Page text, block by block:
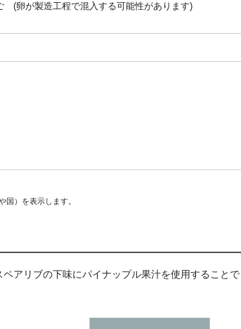
(卵が製造工程で混入する可能性があります)
国）を表示します。
アリブの下味にパイナップル果汁を使用すること